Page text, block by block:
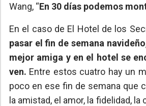
Wang, “En 30 días podemos
En el caso de El Hotel de los
pasar el fin de semana
mejor amiga y en el hotel se
ven. Entre estos cuatro hay un
poco en ese fin de semana que
la amistad, el amor, la fidelidad,